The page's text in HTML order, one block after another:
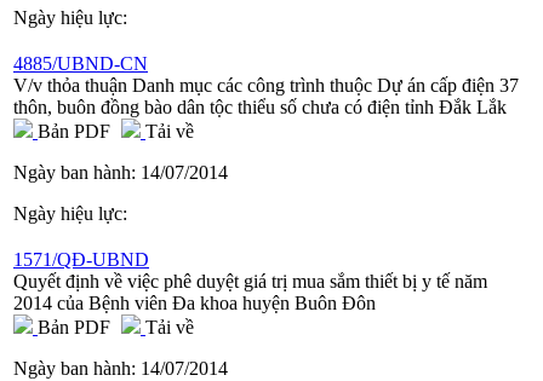
Ngày hiệu lực:
4885/UBND-CN
V/v thỏa thuận Danh mục các công trình thuộc Dự án cấp điện 37
thôn, buôn đồng bào dân tộc thiểu số chưa có điện tỉnh Đắk Lắk
Bản PDF
Tải về
Ngày ban hành: 14/07/2014
Ngày hiệu lực:
1571/QĐ-UBND
Quyết định về việc phê duyệt giá trị mua sắm thiết bị y tế năm
2014 của Bệnh viên Đa khoa huyện Buôn Đôn
Bản PDF
Tải về
Ngày ban hành: 14/07/2014